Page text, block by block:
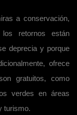
a conservación,
retornos están
deprecia y porque
ofrece
gratuitos, como
verdes en áreas
turismo.